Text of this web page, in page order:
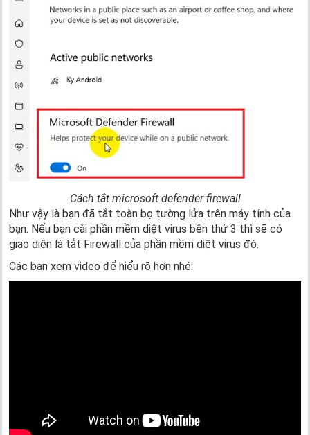
Cách tắt microsoft defender firewall
Như vậy là bạn đã tắt toàn bọ tường lửa trên máy tính của
bạn. Nếu bạn cài phần mềm diệt virus bên thứ 3 thì sẽ có
giao diện là tắt Firewall của phần mềm diệt virus đó.
Các bạn xem video để hiểu rõ hơn nhé: